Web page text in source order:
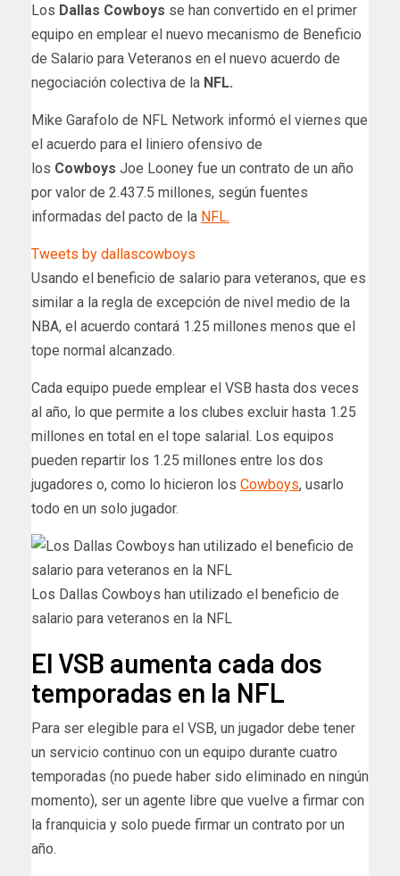
Los Dallas Cowboys se han convertido en el primer
equipo en emplear el nuevo mecanismo de Beneficio
de Salario para Veteranos en el nuevo acuerdo de
negociación colectiva de la NFL.
Mike Garafolo de NFL Network informó el viernes que
el acuerdo para el liniero ofensivo de
los Cowboys Joe Looney fue un contrato de un año
por valor de 2.437.5 millones, según fuentes
informadas del pacto de la NFL.
Tweets by dallascowboys
Usando el beneficio de salario para veteranos, que es
similar a la regla de excepción de nivel medio de la
NBA, el acuerdo contará 1.25 millones menos que el
tope normal alcanzado.
Cada equipo puede emplear el VSB hasta dos veces
al año, lo que permite a los clubes excluir hasta 1.25
millones en total en el tope salarial. Los equipos
pueden repartir los 1.25 millones entre los dos
jugadores o, como lo hicieron los Cowboys, usarlo
todo en un solo jugador.
Los Dallas Cowboys han utilizado el beneficio de
salario para veteranos en la NFL
El VSB aumenta cada dos
temporadas en la NFL
Para ser elegible para el VSB, un jugador debe tener
un servicio continuo con un equipo durante cuatro
temporadas (no puede haber sido eliminado en ningún
momento), ser un agente libre que vuelve a firmar con
la franquicia y solo puede firmar un contrato por un
año.